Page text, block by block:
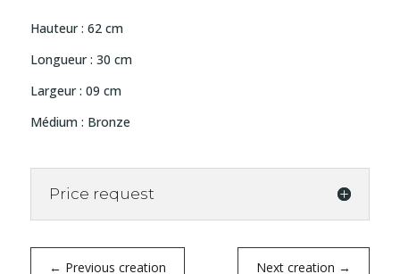
Hauteur : 62 cm
Longueur : 30 cm
Largeur : 09 cm
Médium : Bronze
Price request
← Previous creation Next creation →